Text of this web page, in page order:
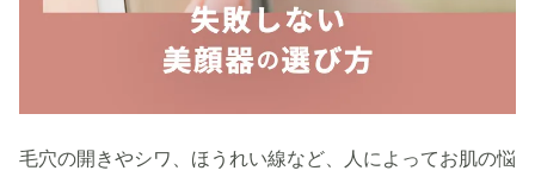
毛穴の開きやシワ、ほうれい線など、人によってお肌の悩